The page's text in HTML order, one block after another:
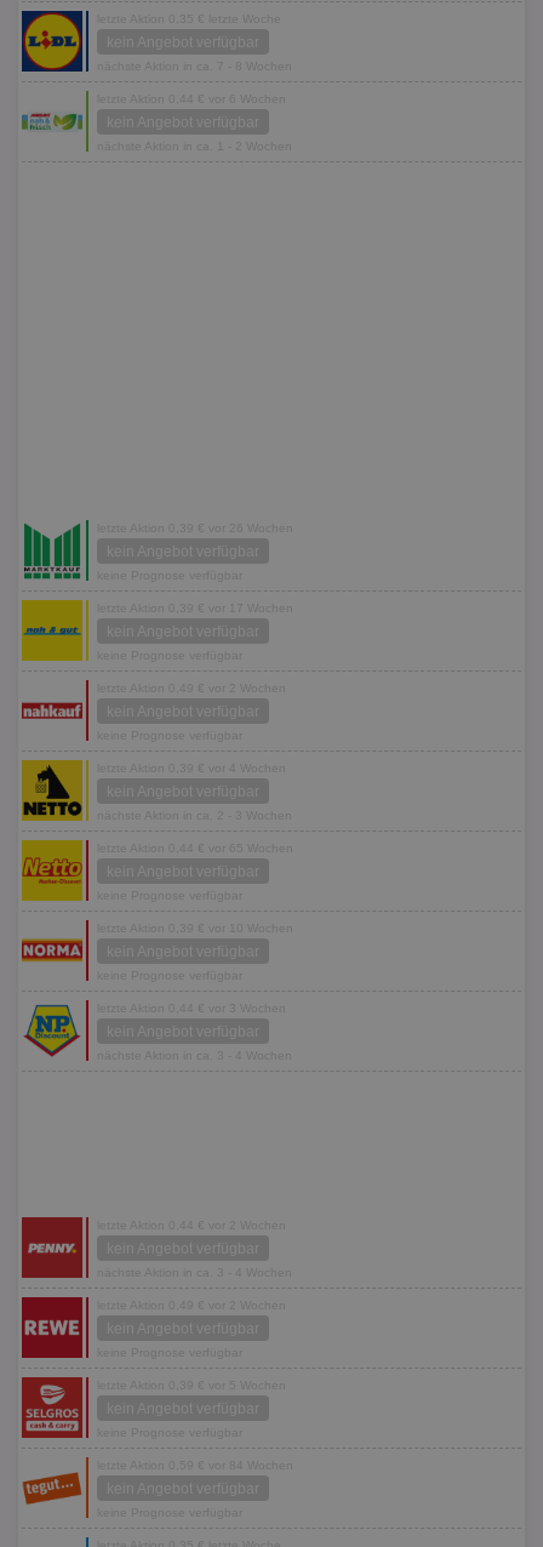
letzte Aktion 0,35 € letzte Woche
kein Angebot verfügbar
nächste Aktion in ca. 7 - 8 Wochen
letzte Aktion 0,44 € vor 6 Wochen
kein Angebot verfügbar
nächste Aktion in ca. 1 - 2 Wochen
letzte Aktion 0,39 € vor 26 Wochen
kein Angebot verfügbar
keine Prognose verfügbar
letzte Aktion 0,39 € vor 17 Wochen
kein Angebot verfügbar
keine Prognose verfügbar
letzte Aktion 0,49 € vor 2 Wochen
kein Angebot verfügbar
keine Prognose verfügbar
letzte Aktion 0,39 € vor 4 Wochen
kein Angebot verfügbar
nächste Aktion in ca. 2 - 3 Wochen
letzte Aktion 0,44 € vor 65 Wochen
kein Angebot verfügbar
keine Prognose verfügbar
letzte Aktion 0,39 € vor 10 Wochen
kein Angebot verfügbar
keine Prognose verfügbar
letzte Aktion 0,44 € vor 3 Wochen
kein Angebot verfügbar
nächste Aktion in ca. 3 - 4 Wochen
letzte Aktion 0,44 € vor 2 Wochen
kein Angebot verfügbar
nächste Aktion in ca. 3 - 4 Wochen
letzte Aktion 0,49 € vor 2 Wochen
kein Angebot verfügbar
keine Prognose verfügbar
letzte Aktion 0,39 € vor 5 Wochen
kein Angebot verfügbar
keine Prognose verfügbar
letzte Aktion 0,59 € vor 84 Wochen
kein Angebot verfügbar
keine Prognose verfügbar